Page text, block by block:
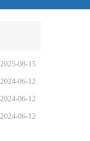
2025-08-15
2024-06-12
2024-06-12
2024-06-12